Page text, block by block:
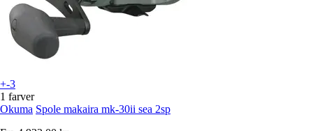
+-3
1 farver
Okuma Spole makaira mk-30ii sea 2sp